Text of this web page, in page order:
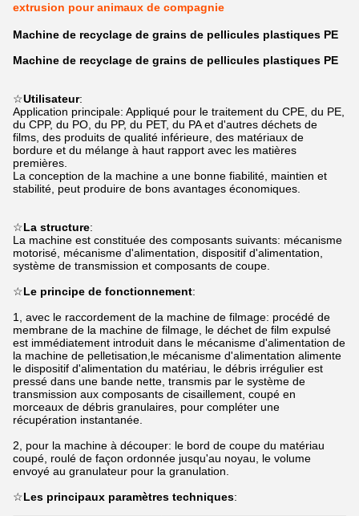
extrusion pour animaux de compagnie
Machine de recyclage de grains de pellicules plastiques PE
Machine de recyclage de grains de pellicules plastiques PE
☆Utilisateur:
Application principale: Appliqué pour le traitement du CPE, du PE,
du CPP, du PO, du PP, du PET, du PA et d'autres déchets de
films, des produits de qualité inférieure, des matériaux de
bordure et du mélange à haut rapport avec les matières
premières.
La conception de la machine a une bonne fiabilité, maintien et
stabilité, peut produire de bons avantages économiques.
☆La structure:
La machine est constituée des composants suivants: mécanisme
motorisé, mécanisme d'alimentation, dispositif d'alimentation,
système de transmission et composants de coupe.
☆Le principe de fonctionnement:
1, avec le raccordement de la machine de filmage: procédé de
membrane de la machine de filmage, le déchet de film expulsé
est immédiatement introduit dans le mécanisme d'alimentation de
la machine de pelletisation,le mécanisme d'alimentation alimente
le dispositif d'alimentation du matériau, le débris irrégulier est
pressé dans une bande nette, transmis par le système de
transmission aux composants de cisaillement, coupé en
morceaux de débris granulaires, pour compléter une
récupération instantanée.
2, pour la machine à découper: le bord de coupe du matériau
coupé, roulé de façon ordonnée jusqu'au noyau, le volume
envoyé au granulateur pour la granulation.
☆Les principaux paramètres techniques: